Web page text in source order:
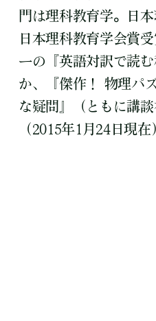
門は理科教育学。日
日本理科教育学会賞
ーの『英語対訳で読
か、『傑作！ 物理パ
な疑問』（ともに講
（2015年1月24日現在